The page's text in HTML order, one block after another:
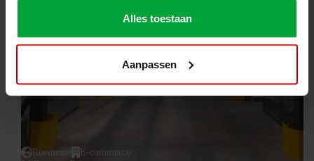
Alles toestaan
Aanpassen
Roemenië E-commerce